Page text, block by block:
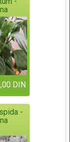
DIN
-